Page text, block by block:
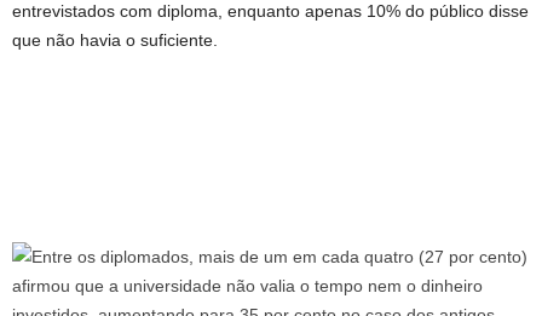
entrevistados com diploma, enquanto apenas 10% do público disse
que não havia o suficiente.